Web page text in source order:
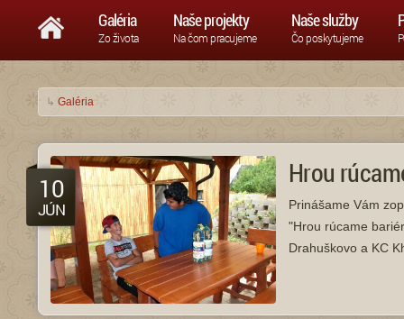
Galéria
Zo života
Naše projekty
Na čom pracujeme
Naše služby
Čo poskytujeme
↳ Galéria
10
JÚN
Hrou
Prinášame Vám
"Hrou rúcame
Drahuškovo a KC